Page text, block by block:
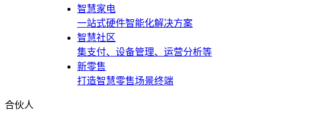
智慧家电
一站式硬件智能化解决方案
智慧社区
集支付、设备管理、运营分析等
新零售
打造智慧零售场景终端
合伙人